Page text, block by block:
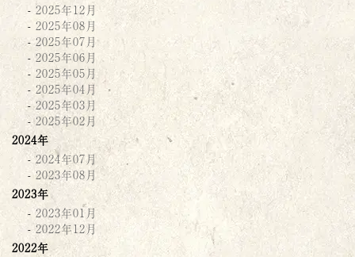
2025年12月
2025年08月
2025年07月
2025年06月
2025年05月
2025年04月
2025年03月
2025年02月
2024年
2024年07月
2023年08月
2023年
2023年01月
2022年12月
2022年